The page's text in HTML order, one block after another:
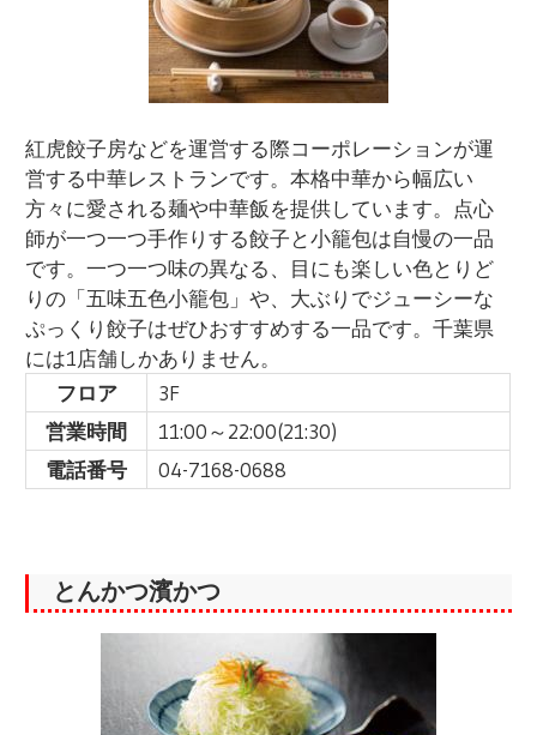
紅虎餃子房などを運営する際コーポレーションが運
営する中華レストランです。本格中華から幅広い
方々に愛される麺や中華飯を提供しています。点心
師が一つ一つ手作りする餃子と小籠包は自慢の一品
です。一つ一つ味の異なる、目にも楽しい色とりど
りの「五味五色小籠包」や、大ぶりでジューシーな
ぷっくり餃子はぜひおすすめする一品です。千葉県
には1店舗しかありません。
フロア
3F
営業時間
11:00～22:00(21:30)
電話番号
04-7168-0688
とんかつ濱かつ